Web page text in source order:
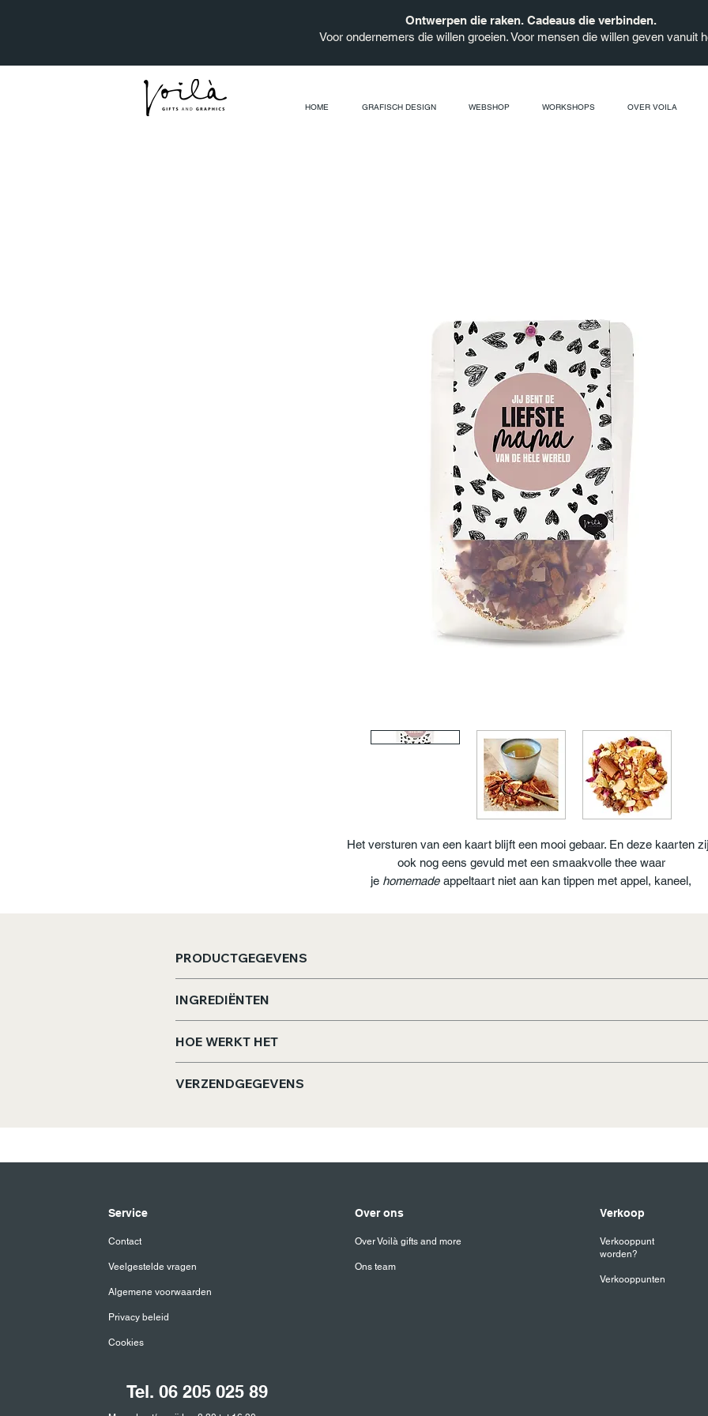
Ontwerpen die raken. Cadeaus die verbinden.
Voor ondernemers die willen groeien. Voor mensen die willen geven vanuit
HOME GRAFISCH DESIGN WEBSHOP WORKSHOPS OVER VOILA
Het versturen van een kaart blijft een mooi gebaar. En deze kaarten
ook nog eens gevuld met een smaakvolle thee waar
je homemade appeltaart niet aan kan tippen met appel, kaneel,
PRODUCTGEGEVENS
Inhoud:±28 gram voor 12 koppen thee
INGREDIËNTEN
HOE WERKT HET
minuten trekken en roer goed door.
VERZENDGEGEVENS
Service
Contact
Veelgestelde vragen
Algemene voorwaarden
Privacy beleid
Cookies
Over ons
Over Voilà gifts and more
Ons team
Verkoop
Verkooppunt
worden?
Verkooppunten
Tel. 06 205 025 89